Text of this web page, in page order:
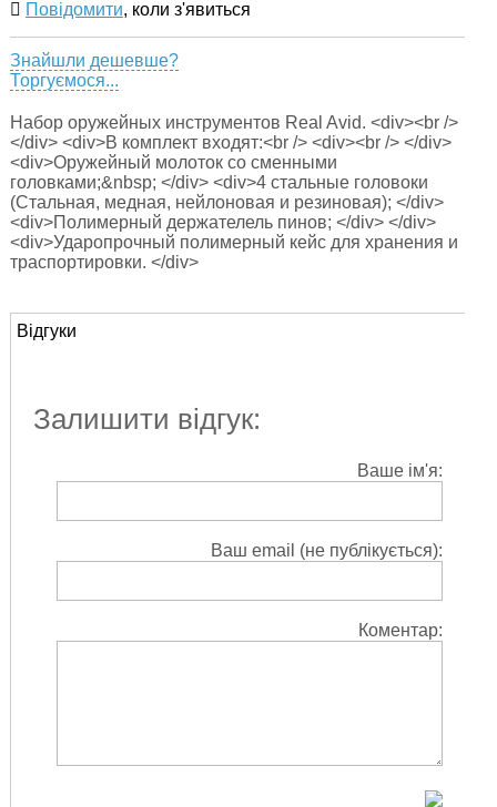
Повідомити, коли з'явиться
Знайшли дешевше?
Торгуємося...
Набор оружейных инструментов Real Avid. <div><br />
</div> <div>В комплект входят:<br /> <div><br /> </div>
<div>Оружейный молоток со сменными
головками;&nbsp; </div> <div>4 стальные головоки
(Стальная, медная, нейлоновая и резиновая); </div>
<div>Полимерный держателель пинов; </div> </div>
<div>Ударопрочный полимерный кейс для хранения и
траспортировки. </div>
Відгуки
Залишити відгук:
Ваше ім'я:
Ваш email (не публікується):
Коментар: